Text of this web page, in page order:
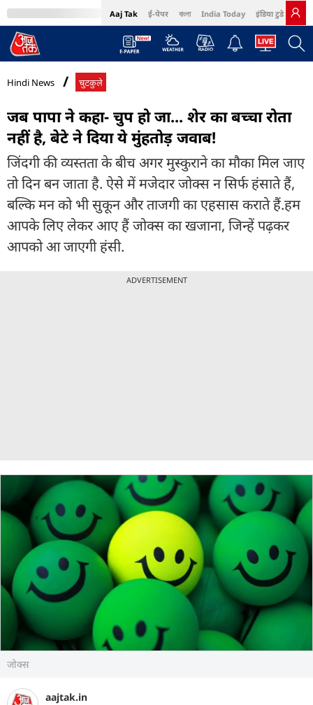
Aaj Tak ई-पेपर বাংলা India Today इंडिया टुडे हिंदी
MumbaiTak Cosmopolitan Harper's Bazaar Northeast
Hindi News चुटकुले
जब पापा ने कहा- चुप हो जा... शेर का बच्चा रोता
नहीं है, बेटे ने दिया ये मुंहतोड़ जवाब!
जिंदगी की व्यस्तता के बीच अगर मुस्कुराने का मौका मिल जाए
तो दिन बन जाता है. ऐसे में मजेदार जोक्स न सिर्फ हंसाते हैं,
बल्कि मन को भी सुकून और ताजगी का एहसास कराते हैं.हम
आपके लिए लेकर आए हैं जोक्स का खजाना, जिन्हें पढ़कर
आपको आ जाएगी हंसी.
ADVERTISEMENT
जोक्स
aajtak.in